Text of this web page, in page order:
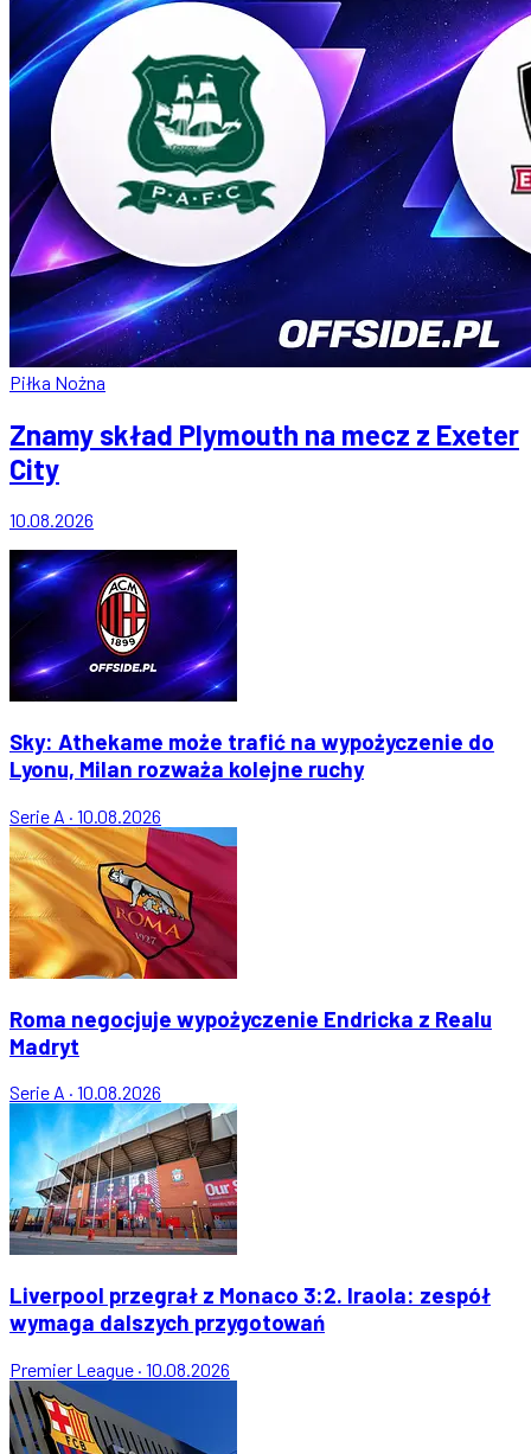
Piłka Nożna
Znamy skład Plymouth na mecz z Exeter
City
10.08.2026
Sky: Athekame może trafić na wypożyczenie do
Lyonu, Milan rozważa kolejne ruchy
Serie A · 10.08.2026
Roma negocjuje wypożyczenie Endricka z Realu
Madryt
Serie A · 10.08.2026
Liverpool przegrał z Monaco 3:2. Iraola: zespół
wymaga dalszych przygotowań
Premier League · 10.08.2026